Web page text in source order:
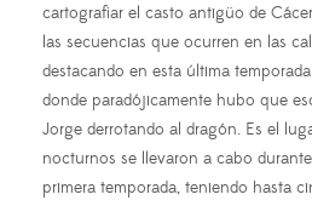
cartografiar el casto antigüo de
las secuencias que ocurren en las
destacando en esta última
donde paradójicamente hubo que
Jorge derrotando al dragón. Es el
nocturnos se llevaron a cabo
primera temporada, teniendo hasta